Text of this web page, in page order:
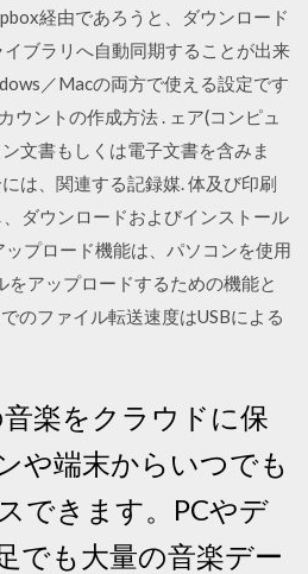
経由であろうと、ダウンロード
ブラリへ自動同期することが出来
／Macの両方で使える設定です
ウントの作成方法 . ェア(コンピュ
文書もしくは電子文書を含みま
は、関連する記録媒. 体及び印刷
ダウンロードおよびインストール
プロード機能は、パソコンを使用
をアップロードするための機能と
のファイル転送速度はUSBによる
楽をクラウドに保
や端末からいつでも
できます。PCやデ
でも大量の音楽デー